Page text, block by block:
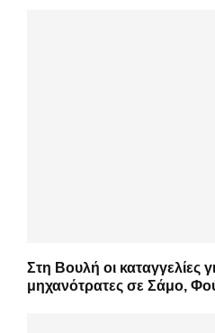
Στη Βουλή οι καταγγελίες
μηχανότρατες σε Σάμο,